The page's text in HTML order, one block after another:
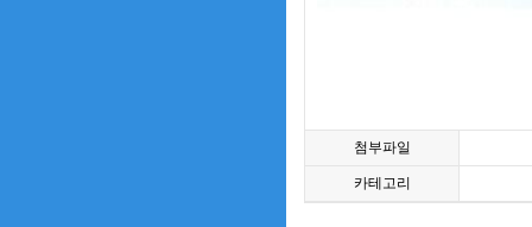
첨부파일
카테고리